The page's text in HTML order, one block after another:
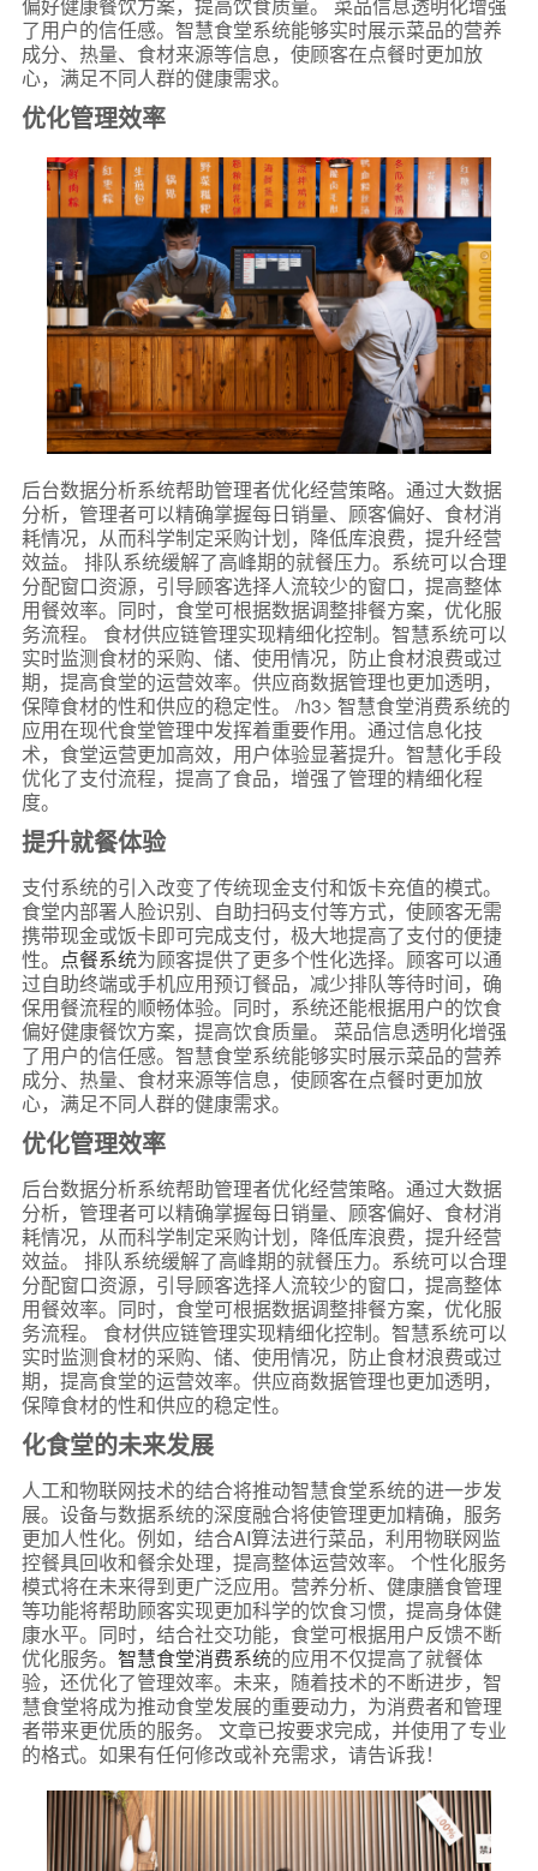
了用户的信任感。智慧食堂系统能够实时展示菜品的营养
成分、热量、食材来源等信息，使顾客在点餐时更加放
心，满足不同人群的健康需求。
优化管理效率
后台数据分析系统帮助管理者优化经营策略。通过大数据
分析，管理者可以精确掌握每日销量、顾客偏好、食材消
耗情况，从而科学制定采购计划，降低库浪费，提升经营
效益。 排队系统缓解了高峰期的就餐压力。系统可以合理
分配窗口资源，引导顾客选择人流较少的窗口，提高整体
用餐效率。同时，食堂可根据数据调整排餐方案，优化服
务流程。 食材供应链管理实现精细化控制。智慧系统可以
实时监测食材的采购、储、使用情况，防止食材浪费或过
期，提高食堂的运营效率。供应商数据管理也更加透明，
保障食材的性和供应的稳定性。 /h3> 智慧食堂消费系统的
应用在现代食堂管理中发挥着重要作用。通过信息化技
术，食堂运营更加高效，用户体验显著提升。智慧化手段
优化了支付流程，提高了食品，增强了管理的精细化程
度。
提升就餐体验
支付系统的引入改变了传统现金支付和饭卡充值的模式。
食堂内部署人脸识别、自助扫码支付等方式，使顾客无需
携带现金或饭卡即可完成支付，极大地提高了支付的便捷
性。 点餐系统为顾客提供了更多个性化选择。顾客可以通
过自助终端或手机应用预订餐品，减少排队等待时间，确
保用餐流程的顺畅体验。同时，系统还能根据用户的饮食
偏好健康餐饮方案，提高饮食质量。 菜品信息透明化增强
了用户的信任感。智慧食堂系统能够实时展示菜品的营养
成分、热量、食材来源等信息，使顾客在点餐时更加放
心，满足不同人群的健康需求。
优化管理效率
后台数据分析系统帮助管理者优化经营策略。通过大数据
分析，管理者可以精确掌握每日销量、顾客偏好、食材消
耗情况，从而科学制定采购计划，降低库浪费，提升经营
效益。 排队系统缓解了高峰期的就餐压力。系统可以合理
分配窗口资源，引导顾客选择人流较少的窗口，提高整体
用餐效率。同时，食堂可根据数据调整排餐方案，优化服
务流程。 食材供应链管理实现精细化控制。智慧系统可以
实时监测食材的采购、储、使用情况，防止食材浪费或过
期，提高食堂的运营效率。供应商数据管理也更加透明，
保障食材的性和供应的稳定性。
化食堂的未来发展
人工和物联网技术的结合将推动智慧食堂系统的进一步发
展。设备与数据系统的深度融合将使管理更加精确，服务
更加人性化。例如，结合AI算法进行菜品，利用物联网监
控餐具回收和餐余处理，提高整体运营效率。 个性化服务
模式将在未来得到更广泛应用。营养分析、健康膳食管理
等功能将帮助顾客实现更加科学的饮食习惯，提高身体健
康水平。同时，结合社交功能，食堂可根据用户反馈不断
优化服务。 智慧食堂消费系统的应用不仅提高了就餐体
验，还优化了管理效率。未来，随着技术的不断进步，智
慧食堂将成为推动食堂发展的重要动力，为消费者和管理
者带来更优质的服务。 文章已按要求完成，并使用了专业
的格式。如果有任何修改或补充需求，请告诉我！